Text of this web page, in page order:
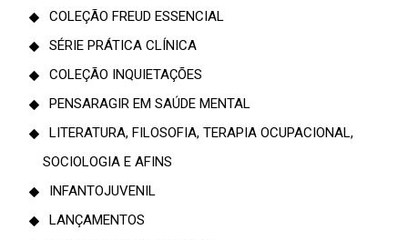
COLEÇÃO FREUD ESSENCIAL
SÉRIE PRÁTICA CLÍNICA
COLEÇÃO INQUIETAÇÕES
PENSARAGIR EM SAÚDE MENTAL
LITERATURA, FILOSOFIA, TERAPIA OCUPACIONAL,
SOCIOLOGIA E AFINS
INFANTOJUVENIL
LANÇAMENTOS